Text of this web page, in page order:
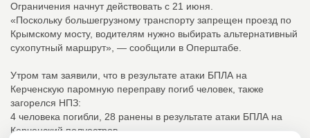
Ограничения начнут действовать с 21 июня.
«Поскольку большегрузному транспорту запрещен проезд по
Крымскому мосту, водителям нужно выбирать альтернативный
сухопутный маршрут», — сообщили в Оперштабе.
Утром там заявили, что в результате атаки БПЛА на
Керченскую паромную переправу погиб человек, также
загорелся НПЗ:
4 человека погибли, 28 ранены в результате атаки БПЛА на
Керченский полуостров.